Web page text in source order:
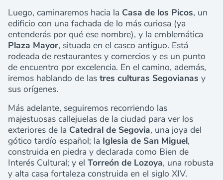
Luego, caminaremos hacia la Casa de los Picos, un
edificio con una fachada de lo más curiosa (ya
entenderás por qué ese nombre), y la emblemática
Plaza Mayor, situada en el casco antiguo. Está
rodeada de restaurantes y comercios y es un punto
de encuentro por excelencia. En el camino, además,
iremos hablando de las tres culturas Segovianas y
sus orígenes.
Más adelante, seguiremos recorriendo las
majestuosas callejuelas de la ciudad para ver los
exteriores de la Catedral de Segovia, una joya del
gótico tardío español; la Iglesia de San Miguel,
construida en piedra y declarada como Bien de
Interés Cultural; y el Torreón de Lozoya, una robusta
y alta casa fortaleza construida en el siglo XIV.